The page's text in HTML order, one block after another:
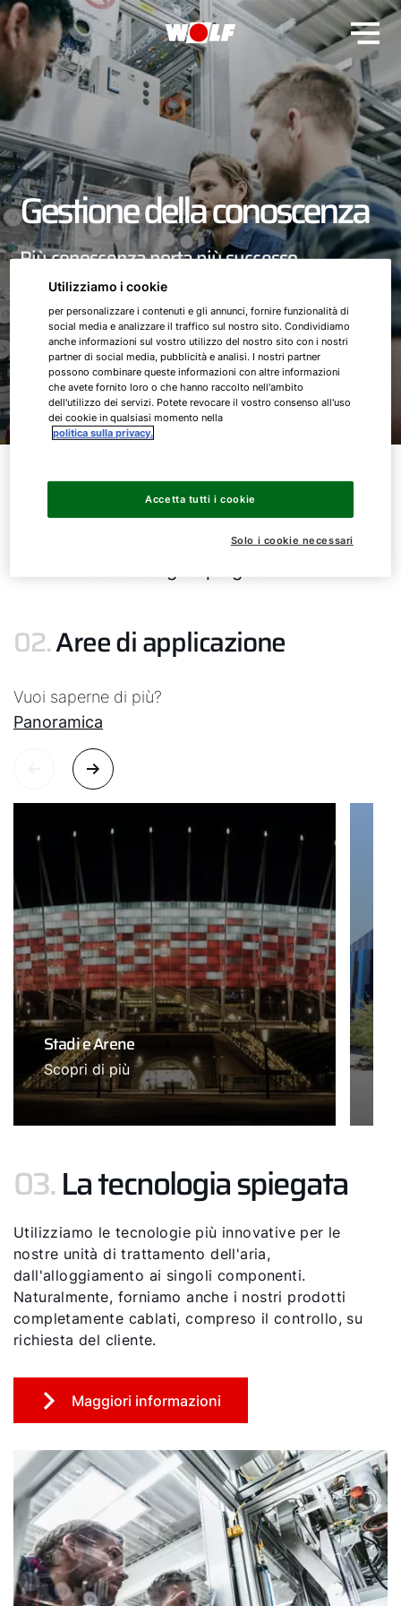
Gestione della conoscenza
Più conoscenza porta più successo
Tabella dei contenuti
02.Aree di applicazione
Vuoi saperne di più?
Panoramica
Stadi e Arene
Scopri di più
03.La tecnologia spiegata
Utilizziamo le tecnologie più innovative per le
nostre unità di trattamento dell'aria,
dall'alloggiamento ai singoli componenti.
Naturalmente, forniamo anche i nostri prodotti
completamente cablati, compreso il controllo, su
richiesta del cliente.
Maggiori informazioni
Utilizziamo i cookie
per personalizzare i contenuti e gli annunci, fornire funzionalità di
social media e analizzare il traffico sul nostro sito. Condividiamo
anche informazioni sul vostro utilizzo del nostro sito con i nostri
partner di social media, pubblicità e analisi. I nostri partner
possono combinare queste informazioni con altre informazioni
che avete fornito loro o che hanno raccolto nell'ambito
dell'utilizzo dei servizi. Potete revocare il vostro consenso all'uso
dei cookie in qualsiasi momento nella
politica sulla privacy.
Solo i cookie necessari
Accetta tutti i cookie